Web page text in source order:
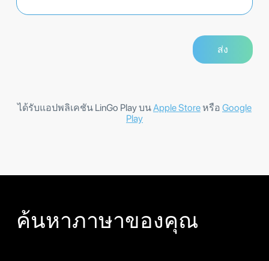
ได้รับแอปพลิเคชัน LinGo Play บนApple Store หรือ Google
Play
ค้นหาภาษาของคุณ